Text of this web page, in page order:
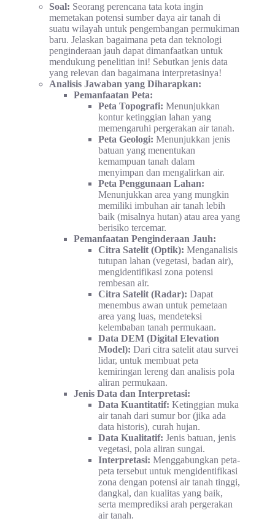
Soal: Seorang perencana tata kota ingin
memetakan potensi sumber daya air tanah di
suatu wilayah untuk pengembangan permukiman
baru. Jelaskan bagaimana peta dan teknologi
penginderaan jauh dapat dimanfaatkan untuk
mendukung penelitian ini! Sebutkan jenis data
yang relevan dan bagaimana interpretasinya!
Analisis Jawaban yang Diharapkan:
Pemanfaatan Peta:
Peta Topografi: Menunjukkan
kontur ketinggian lahan yang
memengaruhi pergerakan air tanah.
Peta Geologi: Menunjukkan jenis
batuan yang menentukan
kemampuan tanah dalam
menyimpan dan mengalirkan air.
Peta Penggunaan Lahan:
Menunjukkan area yang mungkin
memiliki imbuhan air tanah lebih
baik (misalnya hutan) atau area yang
berisiko tercemar.
Pemanfaatan Penginderaan Jauh:
Citra Satelit (Optik): Menganalisis
tutupan lahan (vegetasi, badan air),
mengidentifikasi zona potensi
rembesan air.
Citra Satelit (Radar): Dapat
menembus awan untuk pemetaan
area yang luas, mendeteksi
kelembaban tanah permukaan.
Data DEM (Digital Elevation
Model): Dari citra satelit atau survei
lidar, untuk membuat peta
kemiringan lereng dan analisis pola
aliran permukaan.
Jenis Data dan Interpretasi:
Data Kuantitatif: Ketinggian muka
air tanah dari sumur bor (jika ada
data historis), curah hujan.
Data Kualitatif: Jenis batuan, jenis
vegetasi, pola aliran sungai.
Interpretasi: Menggabungkan peta-
peta tersebut untuk mengidentifikasi
zona dengan potensi air tanah tinggi,
dangkal, dan kualitas yang baik,
serta memprediksi arah pergerakan
air tanah.